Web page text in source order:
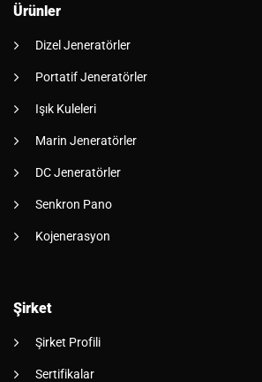
Ürünler
Dizel Jeneratörler
Portatif Jeneratörler
Işık Kuleleri
Marin Jeneratörler
DC Jeneratörler
Senkron Pano
Kojenerasyon
Şirket
Şirket Profili
Sertifikalar